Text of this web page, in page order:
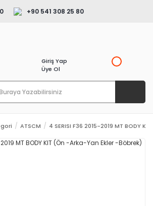
+90 541 308 25 80
Giriş Yap
Üye Ol
ATSCM 4 SERISI F36 2015-2019 MT BODY